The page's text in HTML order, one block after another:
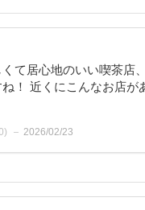
て居心地のいい喫茶店
！ 近くにこんなお店が
) 2026/02/23